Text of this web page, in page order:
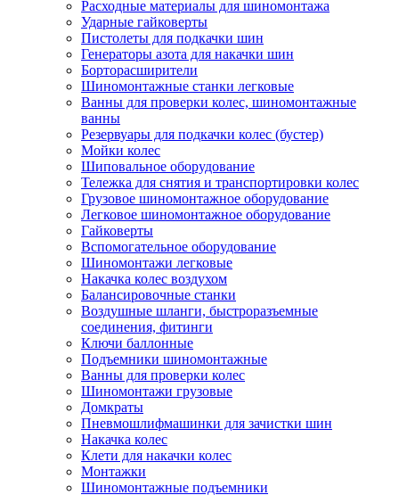
Расходные материалы для шиномонтажа
Ударные гайковерты
Пистолеты для подкачки шин
Генераторы азота для накачки шин
Борторасширители
Шиномонтажные станки легковые
Ванны для проверки колес, шиномонтажные
ванны
Резервуары для подкачки колес (бустер)
Мойки колес
Шиповальное оборудование
Тележка для снятия и транспортировки колес
Грузовое шиномонтажное оборудование
Легковое шиномонтажное оборудование
Гайковерты
Вспомогательное оборудование
Шиномонтажи легковые
Накачка колес воздухом
Балансировочные станки
Воздушные шланги, быстроразъемные
соединения, фитинги
Ключи баллонные
Подъемники шиномонтажные
Ванны для проверки колес
Шиномонтажи грузовые
Домкраты
Пневмошлифмашинки для зачистки шин
Накачка колес
Клети для накачки колес
Монтажки
Шиномонтажные подъемники